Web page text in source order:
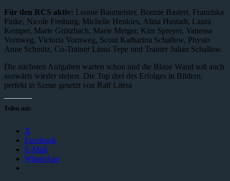
Für den RCS aktiv: Leonie Baumeister, Bonnie Bastert, Franziska
Finke, Nicole Freiburg, Michelle Henkies, Alina Hustadt, Laura
Kemper, Marie Grützbach, Marie Metger, Kim Spreyer, Vanessa
Vornweg, Victoria Vornweg, Scout Katharina Schallow, Physio
Anne Schmitz, Co-Trainer Linus Tepe und Trainer Julian Schallow.
Die nächsten Aufgaben warten schon und die Blaue Wand soll auch
auswärts wieder stehen. Die Top drei des Erfolges in Bildern,
perfekt in Szene gesetzt von Ralf Litera
Teilen mit:
X
Facebook
E-Mail
WhatsApp